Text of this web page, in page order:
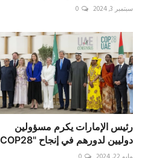
سبتمبر 3, 2024 0
رئيس الإمارات يكرم مسؤولين
دوليين لدورهم في إنجاح "COP28"